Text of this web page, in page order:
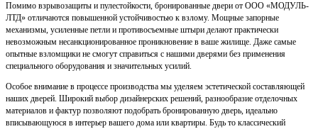
Помимо взрывозащиты и пулестойкости, бронированные двери от ООО «МОДУЛЬ-
ЛТД» отличаются повышенной устойчивостью к взлому. Мощные запорные
механизмы, усиленные петли и противосъемные штыри делают практически
невозможным несанкционированное проникновение в ваше жилище. Даже самые
опытные взломщики не смогут справиться с нашими дверями без применения
специального оборудования и значительных усилий.
Особое внимание в процессе производства мы уделяем эстетической составляющей
наших дверей. Широкий выбор дизайнерских решений, разнообразие отделочных
материалов и фактур позволяют подобрать бронированную дверь, идеально
вписывающуюся в интерьер вашего дома или квартиры. Будь то классический